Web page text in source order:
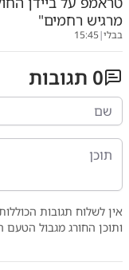
מרגיש רחמים"
בבלי|
15:45
0 תגובות
אין לשלוח תגובות
ותוכן החורג מגבול הטעם